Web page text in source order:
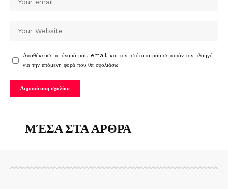
Αποθήκευσε το όνομά μου, email, και τον ιστότοπο μου σε αυτόν τον πλοηγό
για την επόμενη φορά που θα σχολιάσω.
ΜΈΣΑ ΣΤΑ ΑΡΘΡΑ